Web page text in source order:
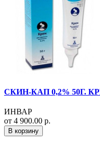
СКИН-КАП 0,2% 50Г.
ИНВАР
от 4 900.00 р.
В корзину